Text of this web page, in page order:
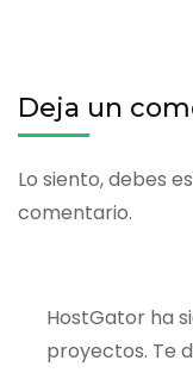
Deja un
Lo siento, debes
comentario.
HostGator ha
proyectos. Te